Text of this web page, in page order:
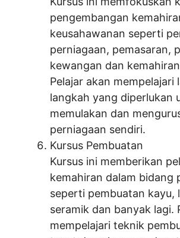
pengembangan
keusahawanan seperti
perniagaan, pemasaran,
kewangan dan
Pelajar akan mempelajari
langkah yang diperlukan
memulakan dan
perniagaan sendiri.
Kursus Pembuatan
Kursus ini memberikan
kemahiran dalam bidang
seperti pembuatan kayu,
seramik dan banyak lagi.
mempelajari teknik